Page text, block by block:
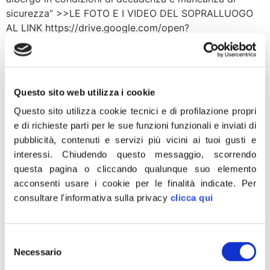
Questo sito web utilizza i cookie
Questo sito utilizza cookie tecnici e di profilazione propri
e di richieste parti per le sue funzioni funzionali e inviati di
pubblicità, contenuti e servizi più vicini ai tuoi gusti e
interessi.Chiudendo questo messaggio, scorrendo
questa pagina o cliccando qualunque suo elemento
acconsenti usare i cookie per le finalità indicate. Per
consultare l'informativa sulla privacy clicca qui
delNecessario
sicurezza” >>LE FOTO E I VIDEO DEL SOPRALLUOGO
AL LINK https://drive.google.com/open?
id=0B9f9iOvqKlVFMWtocnlBalp3d1U “102 immigrati
ammassati in un ex albergo in decadenza al Saltino,
provincia di Firenze. Una struttura di accoglienza che
per […]
Migranti, Meloni: propone
da anni blocco navale, ora
Governo e Ue si svegliano